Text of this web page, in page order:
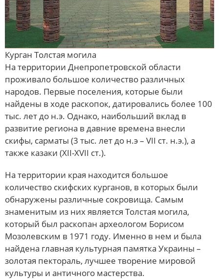
Курган Толстая могила
На территории Днепропетровской области
проживало большое количество различных
народов. Первые поселения, которые были
найдены в ходе раскопок, датировались более 100
тыс. лет до н.э. Однако, наибольший вклад в
развитие региона в давние времена внесли
скифы, сарматы (3 тыс. лет до н.э – VII ст. н.э.), а
также казаки (XII-XVII ст.).
На территории края находится большое
количество скифских курганов, в которых были
обнаружены различные сокровища. Самым
знаменитым из них является Толстая могила,
который был раскопан археологом Борисом
Мозолевским в 1971 году. Именно в нем и была
найдена главная культурная памятка Украины –
золотая пектораль, лучшее творение мировой
культуры и античного мастерства.